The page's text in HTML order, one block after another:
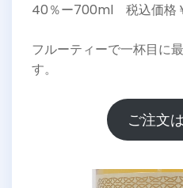
40％ー700ml 税込価格
フルーティーで一杯目に
す。
ご注文